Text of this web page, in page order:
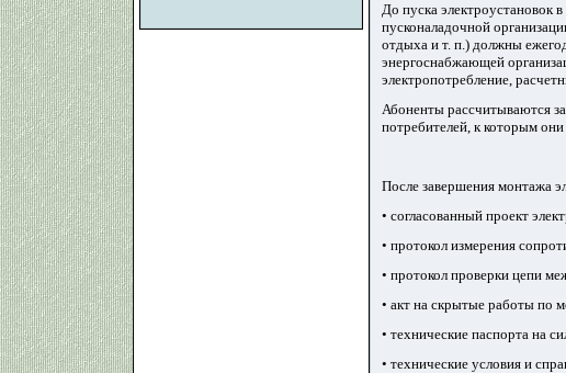
До пуска электроустановок
пусконаладочной
отдыха и т. п.) должны
энергоснабжающей
электропотребление,
Абоненты рассчитываются
потребителей, к которым
После завершения монтажа
• согласованный проект
• протокол измерения
• протокол проверки цепи
• акт на скрытые работы по
• технические паспорта на
• технические условия и